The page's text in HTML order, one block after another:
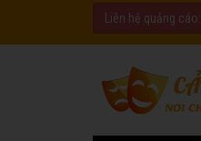
Liên hệ quảng cáo: